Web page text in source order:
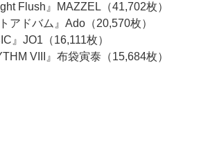
Flush』MAZZEL（41,702枚）
アドバム』Ado（20,570枚）
』JO1（16,111枚）
VIII』布袋寅泰（15,684枚）